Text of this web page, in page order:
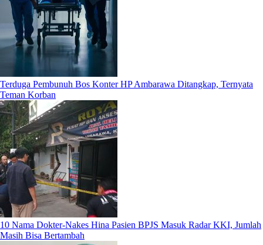
Terduga Pembunuh Bos Konter HP Ambarawa Ditangkap, Ternyata
Teman Korban
10 Nama Dokter-Nakes Hina Pasien BPJS Masuk Radar KKI, Jumlah
Masih Bisa Bertambah